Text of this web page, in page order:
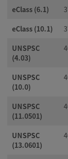
eClass (6.1)
eClass (10.1)
UNSPSC
(4.03)
UNSPSC
(10.0)
UNSPSC
(11.0501)
UNSPSC
(13.0601)